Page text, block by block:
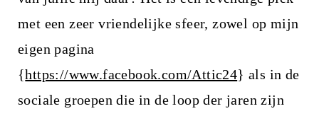
met een zeer vriendelijke sfeer, zowel op mijn
eigen pagina
{https://www.facebook.com/Attic24} als in de
sociale groepen die in de loop der jaren zijn